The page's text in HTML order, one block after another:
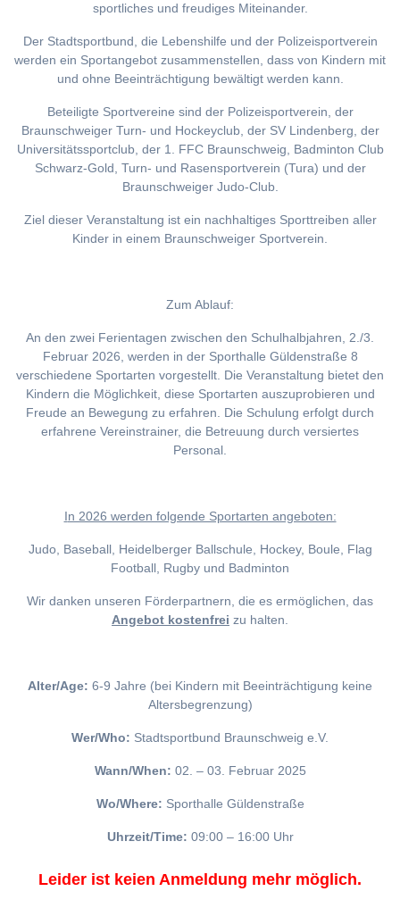
sportliches und freudiges Miteinander.
Der Stadtsportbund, die Lebenshilfe und der Polizeisportverein
werden ein Sportangebot zusammenstellen, dass von Kindern mit
und ohne Beeinträchtigung bewältigt werden kann.
Beteiligte Sportvereine sind der Polizeisportverein, der
Braunschweiger Turn- und Hockeyclub, der SV Lindenberg, der
Universitätssportclub, der 1. FFC Braunschweig, Badminton Club
Schwarz-Gold, Turn- und Rasensportverein (Tura) und der
Braunschweiger Judo-Club.
Ziel dieser Veranstaltung ist ein nachhaltiges Sporttreiben aller
Kinder in einem Braunschweiger Sportverein.
Zum Ablauf:
An den zwei Ferientagen zwischen den Schulhalbjahren, 2./3.
Februar 2026, werden in der Sporthalle Güldenstraße 8
verschiedene Sportarten vorgestellt. Die Veranstaltung bietet den
Kindern die Möglichkeit, diese Sportarten auszuprobieren und
Freude an Bewegung zu erfahren. Die Schulung erfolgt durch
erfahrene Vereinstrainer, die Betreuung durch versiertes
Personal.
In 2026 werden folgende Sportarten angeboten:
Judo, Baseball, Heidelberger Ballschule, Hockey, Boule, Flag
Football, Rugby und Badminton
Wir danken unseren Förderpartnern, die es ermöglichen, das
Angebot kostenfrei zu halten.
Alter/Age: 6-9 Jahre (bei Kindern mit Beeinträchtigung keine
Altersbegrenzung)
Wer/Who: Stadtsportbund Braunschweig e.V.
Wann/When: 02. – 03. Februar 2025
Wo/Where: Sporthalle Güldenstraße
Uhrzeit/Time: 09:00 – 16:00 Uhr
Leider ist keien Anmeldung mehr möglich.